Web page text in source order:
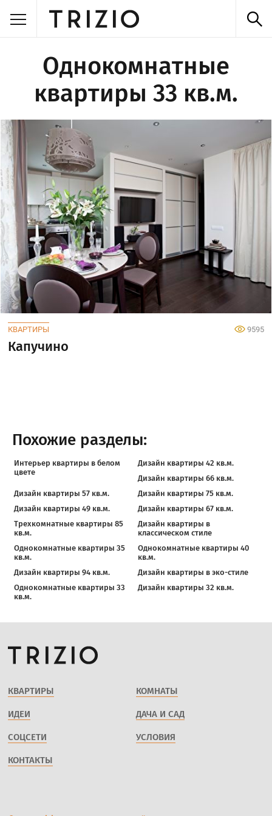
Однокомнатные
квартиры 33 кв.м.
КВАРТИРЫ 9595
Капучино
Похожие разделы:
Интерьер квартиры в белом
цвете
Дизайн квартиры 42 кв.м.
Дизайн квартиры 66 кв.м.
Дизайн квартиры 57 кв.м.
Дизайн квартиры 75 кв.м.
Дизайн квартиры 49 кв.м.
Дизайн квартиры 67 кв.м.
Трехкомнатные квартиры 85
кв.м.
Дизайн квартиры в
классическом стиле
Однокомнатные квартиры 35
кв.м.
Однокомнатные квартиры 40
кв.м.
Дизайн квартиры 94 кв.м.
Дизайн квартиры в эко-стиле
Однокомнатные квартиры 33
кв.м.
Дизайн квартиры 32 кв.м.
КВАРТИРЫ КОМНАТЫ
ИДЕИ ДАЧА И САД
СОЦСЕТИ УСЛОВИЯ
КОНТАКТЫ